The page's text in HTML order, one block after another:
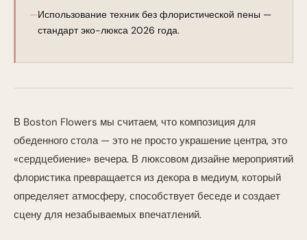
Использование техник без флористической пены —
стандарт эко-люкса 2026 года.
В Boston Flowers мы считаем, что композиция для
обеденного стола — это не просто украшение центра, это
«сердцебиение» вечера. В люксовом дизайне мероприятий
флористика превращается из декора в медиум, который
определяет атмосферу, способствует беседе и создает
сцену для незабываемых впечатлений.